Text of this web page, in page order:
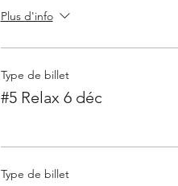
Plus d'info
Type de billet
#5 Relax 6 déc
Type de billet